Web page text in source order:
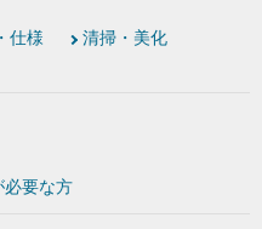
仕様
清掃・美化
必要な方